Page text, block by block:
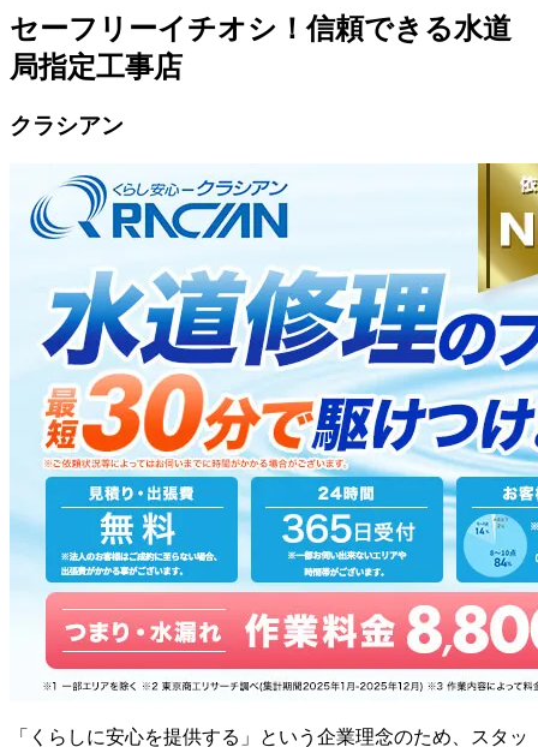
セーフリーイチオシ！信頼できる水道
局指定工事店
クラシアン
「くらしに安心を提供する」という企業理念のため、スタッ